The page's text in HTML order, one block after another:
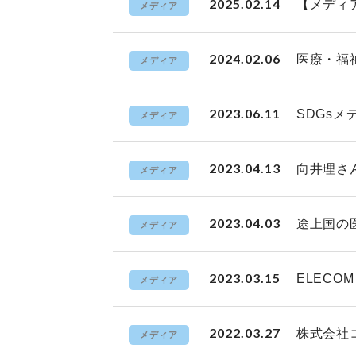
メディア 2025.02.14 【メデ
メディア 2024.02.06 医療・福
メディア 2023.06.11 SDGsメ
メディア 2023.04.13 向井理さ
メディア 2023.04.03 途上国の
メディア 2023.03.15
メディア 2022.03.27 株式会社